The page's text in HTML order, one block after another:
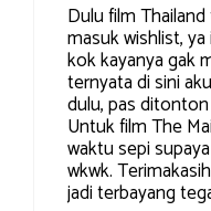
Dulu film
masuk wishlist,
kok kayanya gak
ternyata di sini
dulu, pas
Untuk film The
waktu sepi
wkwk.
jadi terbayang